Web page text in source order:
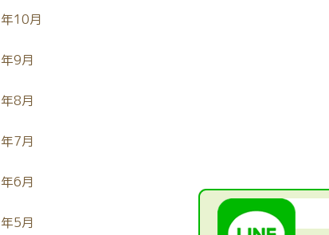
10月
9月
8月
7月
6月
5月